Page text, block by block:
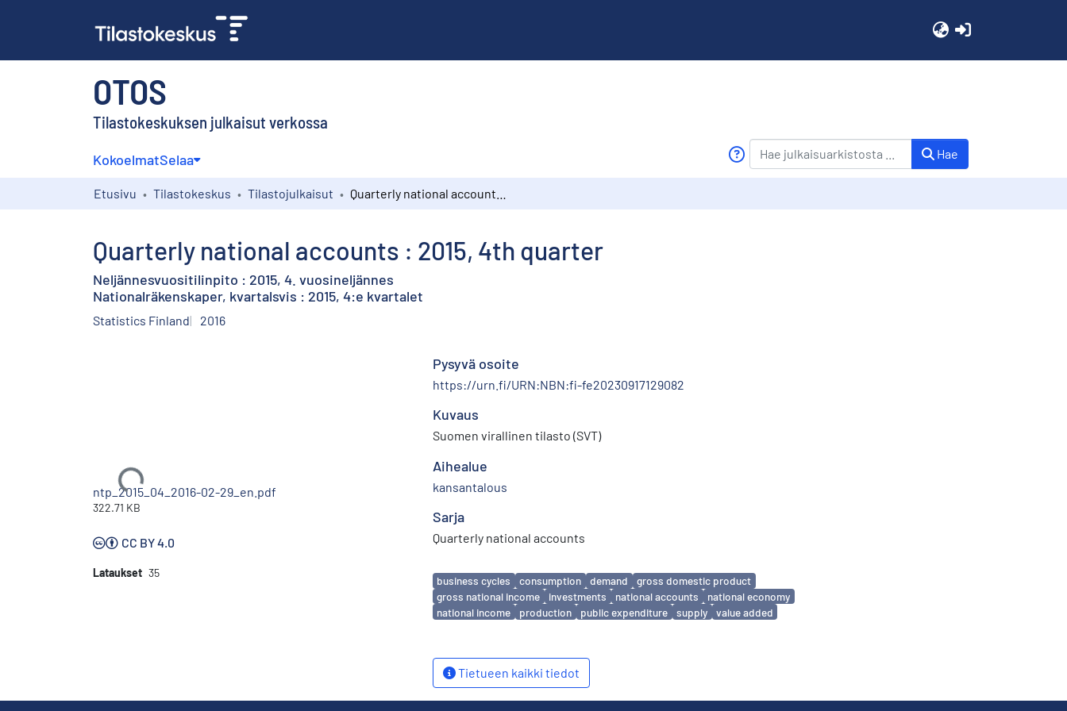
OTOS
Tilastokeskuksen julkaisut verkossa
KokoelmatSelaa Hae
Etusivu Tilastokeskus Tilastojulkaisut
Quarterly national accounts : 2015, 4th quarter
Neljännesvuositilinpito : 2015, 4. vuosineljännes
Nationalräkenskaper, kvartalsvis : 2015, 4:e kvartalet
Statistics Finland 2016
Ladataan...
ntp_2015_04_2016-02-29_en.pdf
322.71 KB
CC BY 4.0
Lataukset 35
Pysyvä osoite
https://urn.fi/URN:NBN:fi-fe20230917129082
Kuvaus
Suomen virallinen tilasto (SVT)
Aihealue
kansantalous
Sarja
Quarterly national accounts
Avainsanat
business cycles consumption demand
gross domestic product
gross national income
investments national accounts
national economy
national income
production public expenditure supply value added
Tietueen kaikki tiedot